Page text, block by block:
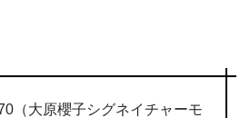
（大原櫻子シグネイチャーモ